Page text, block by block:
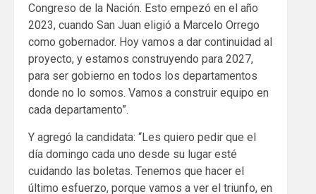
Congreso de la Nación. Esto empezó en el año
2023, cuando San Juan eligió a Marcelo Orrego
como gobernador. Hoy vamos a dar continuidad al
proyecto, y estamos construyendo para 2027,
para ser gobierno en todos los departamentos
donde no lo somos. Vamos a construir equipo en
cada departamento”.
Y agregó la candidata: “Les quiero pedir que el
día domingo cada uno desde su lugar esté
cuidando las boletas. Tenemos que hacer el
último esfuerzo, porque vamos a ver el triunfo, en